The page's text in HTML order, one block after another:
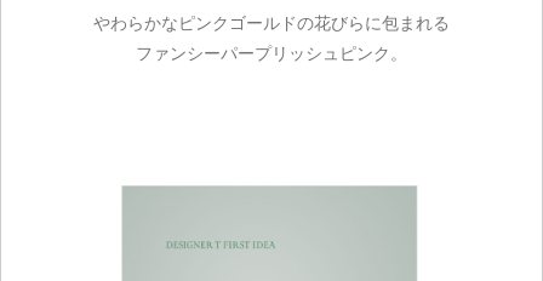
やわらかなピンクゴールドの花びらに包まれる
ファンシーパープリッシュピンク。